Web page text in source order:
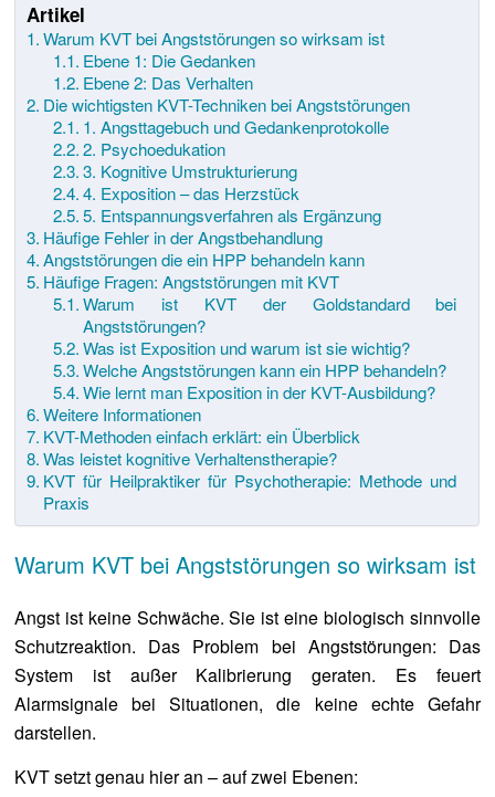
Artikel
Warum KVT bei Angststörungen so wirksam ist
Ebene 1: Die Gedanken
Ebene 2: Das Verhalten
Die wichtigsten KVT-Techniken bei Angststörungen
1. Angsttagebuch und Gedankenprotokolle
2. Psychoedukation
3. Kognitive Umstrukturierung
4. Exposition – das Herzstück
5. Entspannungsverfahren als Ergänzung
Häufige Fehler in der Angstbehandlung
Angststörungen die ein HPP behandeln kann
Häufige Fragen: Angststörungen mit KVT
Warum ist KVT der Goldstandard bei
Angststörungen?
Was ist Exposition und warum ist sie wichtig?
Welche Angststörungen kann ein HPP behandeln?
Wie lernt man Exposition in der KVT-Ausbildung?
Weitere Informationen
KVT-Methoden einfach erklärt: ein Überblick
Was leistet kognitive Verhaltenstherapie?
KVT für Heilpraktiker für Psychotherapie: Methode und
Praxis
Warum KVT bei Angststörungen so wirksam ist
Angst ist keine Schwäche. Sie ist eine biologisch sinnvolle
Schutzreaktion. Das Problem bei Angststörungen: Das
System ist außer Kalibrierung geraten. Es feuert
Alarmsignale bei Situationen, die keine echte Gefahr
darstellen.
KVT setzt genau hier an – auf zwei Ebenen: